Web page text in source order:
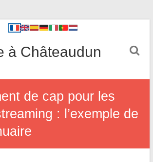
à Châteaudun
de cap pour les
: l’exemple de